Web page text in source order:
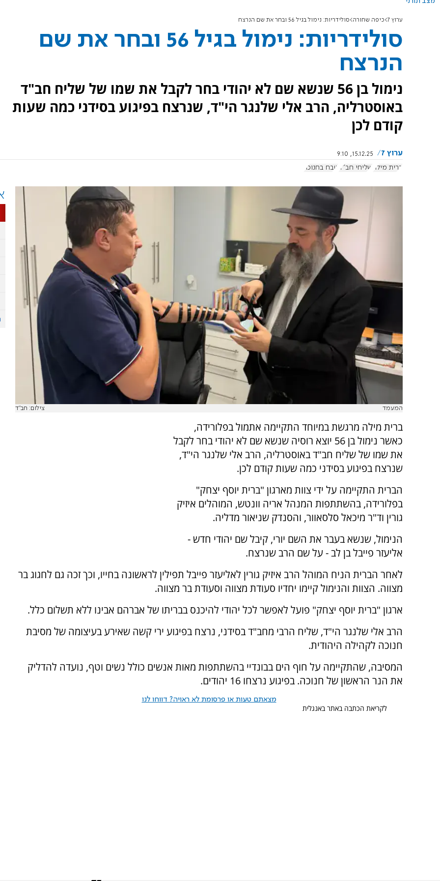
ערוץ 7 כיפה שחורה סולידריות: נימול בגיל 56 ובחר את שם הנרצח
סולידריות: נימול בגיל 56 ובחר את שם
הנרצח
נימול בן 56 שנשא שם לא יהודי בחר לקבל את שמו של שליח חב"ד
באוסטרליה, הרב אלי שלנגר הי"ד, שנרצח בפיגוע בסידני כמה שעות
קודם לכן
ערוץ 7
15.12.25, 9:10
ברית מילה
שליחי חב"ד טבח בחנוכה
המעמד צילום: חב"ד
ברית מילה מרגשת במיוחד התקיימה אתמול בפלורידה,
כאשר נימול בן 56 יוצא רוסיה שנשא שם לא יהודי בחר לקבל
את שמו של שליח חב"ד באוסטרליה, הרב אלי שלנגר הי"ד,
שנרצח בפיגוע בסידני כמה שעות קודם לכן.
הברית התקיימה על ידי צוות מארגון "ברית יוסף יצחק"
בפלורידה, בהשתתפות המנהל אריה וונטש, המוהלים איזיק
גורין וד"ר מיכאל סלסאוור, והסנדק שניאור מדליה.
הנימול, שנשא בעבר את השם יורי, קיבל שם יהודי חדש -
אליעזר פייבל בן לב - על שם הרב שנרצח.
לאחר הברית הניח המוהל הרב איזיק גורין לאליעזר פייבל תפילין לראשונה בחייו, וכך זכה גם לחגוג בר
מצווה. הצוות והנימול קיימו יחדיו סעודת מצווה וסעודת בר מצווה.
ארגון "ברית יוסף יצחק" פועל לאפשר לכל יהודי להיכנס בבריתו של אברהם אבינו ללא תשלום כלל.
הרב אלי שלנגר הי"ד, שליח הרבי מחב"ד בסידני, נרצח בפיגוע ירי קשה שאירע בעיצומה של מסיבת
חנוכה לקהילה היהודית.
המסיבה, שהתקיימה על חוף הים בבונדיי בהשתתפות מאות אנשים כולל נשים וטף, נועדה להדליק
את הנר הראשון של חנוכה. בפיגוע נרצחו 16 יהודים.
מצאתם טעות או פרסומת לא ראויה? דווחו לנו
לקריאת הכתבה באתר באנגלית